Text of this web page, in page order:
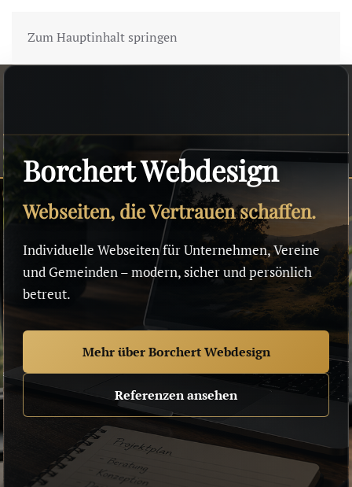
Zum Hauptinhalt springen
Borchert Webdesign
Webseiten, die Vertrauen schaffen.
Individuelle Webseiten für Unternehmen, Vereine
und Gemeinden – modern, sicher und persönlich
betreut.
Mehr über Borchert Webdesign
Referenzen ansehen